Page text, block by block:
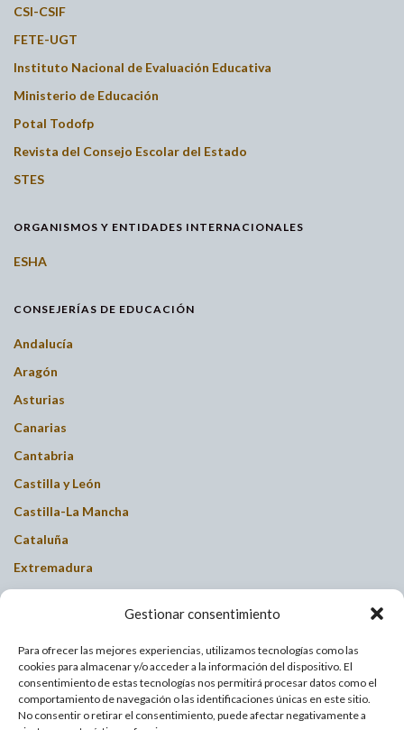
Gestionar consentimiento
Para ofrecer las mejores experiencias, utilizamos tecnologías como las
cookies para almacenar y/o acceder a la información del dispositivo. El
consentimiento de estas tecnologías nos permitirá procesar datos como el
comportamiento de navegación o las identificaciones únicas en este sitio.
No consentir o retirar el consentimiento, puede afectar negativamente a
CSI-CSIF
FETE-UGT
Instituto Nacional de Evaluación Educativa
Ministerio de Educación
Potal Todofp
Revista del Consejo Escolar del Estado
STES
ORGANISMOS Y ENTIDADES INTERNACIONALES
ESHA
CONSEJERÍAS DE EDUCACIÓN
Andalucía
Aragón
Asturias
Canarias
Cantabria
Castilla y León
Castilla-La Mancha
Cataluña
Extremadura
La Rioja
Madrid
Murcia